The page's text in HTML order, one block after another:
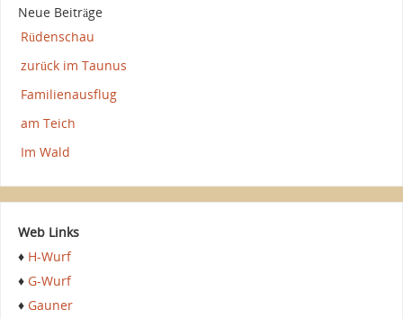
Neue Beiträge
Rüdenschau
zurück im Taunus
Familienausflug
am Teich
Im Wald
Web Links
♦ H-Wurf
♦ G-Wurf
♦ Gauner